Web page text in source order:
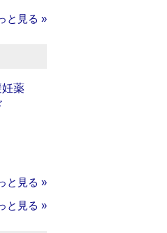
と見る »
妊薬
と見る »
と見る »